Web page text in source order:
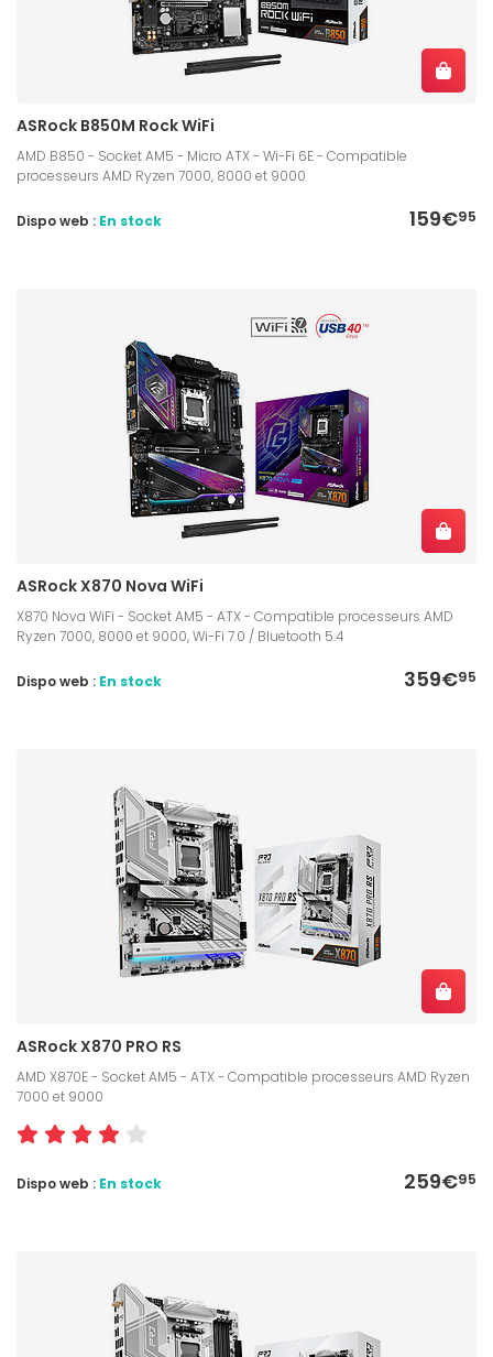
ASRock B850M Rock WiFi
AMD B850 - Socket AM5 - Micro ATX - Wi-Fi 6E - Compatible
processeurs AMD Ryzen 7000, 8000 et 9000
159€95
Dispo web : En stock
ASRock X870 Nova WiFi
X870 Nova WiFi - Socket AM5 - ATX - Compatible processeurs AMD
Ryzen 7000, 8000 et 9000, Wi-Fi 7.0 / Bluetooth 5.4
359€95
Dispo web : En stock
ASRock X870 PRO RS
AMD X870E - Socket AM5 - ATX - Compatible processeurs AMD Ryzen
7000 et 9000
259€95
Dispo web : En stock